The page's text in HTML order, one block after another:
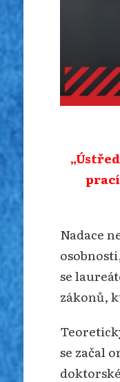
Nadace
se
zákonů,
se začal